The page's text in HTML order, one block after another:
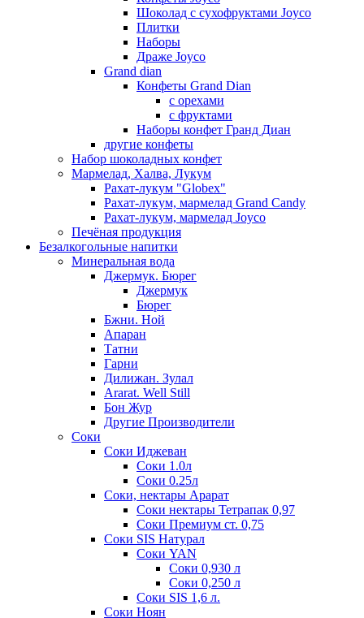
Шоколад с сухофруктами Joyco
Плитки
Наборы
Драже Joyco
Grand dian
Конфеты Grand Dian
с орехами
с фруктами
Наборы конфет Гранд Диан
другие конфеты
Набор шоколадных конфет
Мармелад, Халва, Лукум
Рахат-лукум "Globex"
Рахат-лукум, мармелад Grand Candy
Рахат-лукум, мармелад Joyco
Печёная продукция
Безалкогольные напитки
Минеральная вода
Джермук. Бюрег
Джермук
Бюрег
Бжни. Ной
Апаран
Татни
Гарни
Дилижан. Зулал
Ararat. Well Still
Бон Жур
Другие Производители
Соки
Соки Иджеван
Соки 1.0л
Соки 0.25л
Соки, нектары Арарат
Соки нектары Тетрапак 0,97
Соки Премиум ст. 0,75
Соки SIS Натурал
Соки YAN
Соки 0,930 л
Соки 0,250 л
Соки SIS 1,6 л.
Соки Ноян